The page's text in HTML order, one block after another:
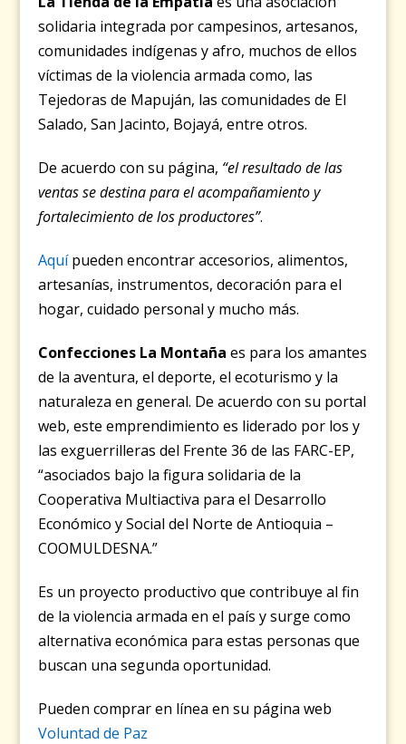
solidaria integrada por campesinos, artesanos,
comunidades indígenas y afro, muchos de ellos
víctimas de la violencia armada como, las
Tejedoras de Mapuján, las comunidades de El
Salado, San Jacinto, Bojayá, entre otros.
De acuerdo con su página, “el resultado de las
ventas se destina para el acompañamiento y
fortalecimiento de los productores”.
Aquípueden encontrar accesorios, alimentos,
artesanías, instrumentos, decoración para el
hogar, cuidado personal y mucho más.
Confecciones La Montaña es para los amantes
de la aventura, el deporte, el ecoturismo y la
naturaleza en general. De acuerdo con su portal
web, este emprendimiento es liderado por los y
las exguerrilleras del Frente 36 de las FARC-EP,
“asociados bajo la figura solidaria de la
Cooperativa Multiactiva para el Desarrollo
Económico y Social del Norte de Antioquia –
COOMULDESNA.”
Es un proyecto productivo que contribuye al fin
de la violencia armada en el país y surge como
alternativa económica para estas personas que
buscan una segunda oportunidad.
Pueden comprar en línea en su página web
Voluntad de Paz